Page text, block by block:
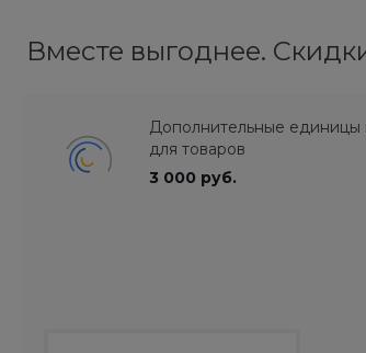
Вместе выгоднее.
Дополнительные единицы
для товаров
3 000 руб.